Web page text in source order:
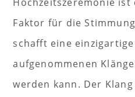
Faktor für die
schafft eine
aufgenommenen
werden kann. Der